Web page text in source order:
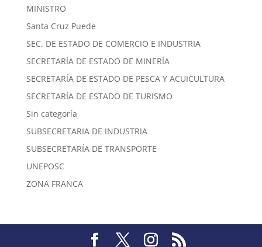
MINISTRO
Santa Cruz Puede
SEC. DE ESTADO DE COMERCIO E INDUSTRIA
SECRETARÍA DE ESTADO DE MINERÍA
SECRETARÍA DE ESTADO DE PESCA Y ACUICULTURA
SECRETARÍA DE ESTADO DE TURISMO
Sin categoría
SUBSECRETARIA DE INDUSTRIA
SUBSECRETARÍA DE TRANSPORTE
UNEPOSC
ZONA FRANCA